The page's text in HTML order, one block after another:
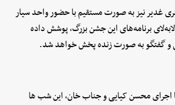
غدیر نیز به صورت مستقیم با حضور واحد سیار
برنامه‌های این جشن بزرگ، پوشش داده
و گفتگو به صورت زنده پخش خواهد شد.
عیدانه «۱۰۰۱» با اجرای محسن کیایی و جناب خان، این شب ها